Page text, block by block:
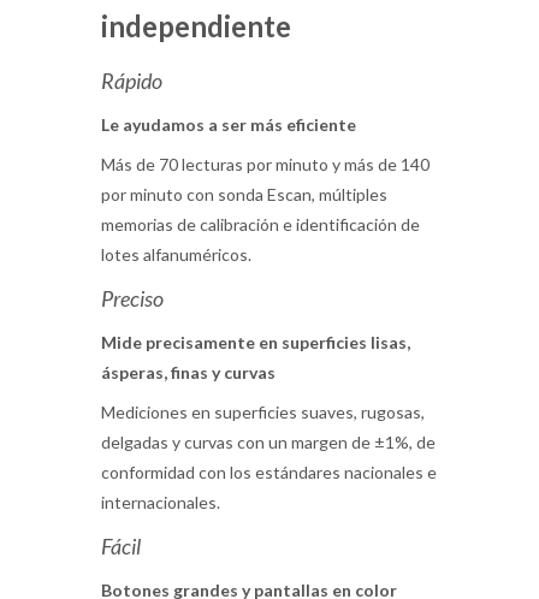
independiente
Rápido
Le ayudamos a ser más eficiente
Más de 70 lecturas por minuto y más de 140
por minuto con sonda Escan, múltiples
memorias de calibración e identificación de
lotes alfanuméricos.
Preciso
Mide precisamente en superficies lisas,
ásperas, finas y curvas
Mediciones en superficies suaves, rugosas,
delgadas y curvas con un margen de ±1%, de
conformidad con los estándares nacionales e
internacionales.
Fácil
Botones grandes y pantallas en color